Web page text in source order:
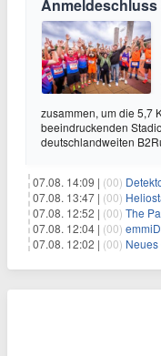
Anmeldeschluss
zusammen, um die 5,7
beeindruckenden
deutschlandweiten
07.08. 14:09 | (00)
07.08. 13:47 | (00) Heliostar
07.08. 12:52 | (00) The
07.08. 12:04 | (00) emmiDAY:
07.08. 12:02 | (00) Neues OTA-